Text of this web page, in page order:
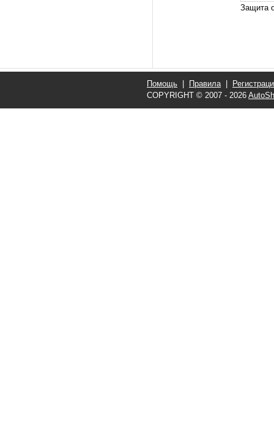
Защита
Помощь Правила|
COPYRIGHT © 2007 - 2026